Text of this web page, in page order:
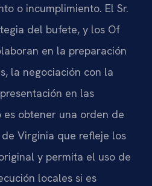
o incumplimiento. El Sr.
del bufete, y los Of
en la preparación
la negociación con la
en las
es obtener una orden de
Virginia que refleje los
y permita el uso de
locales si es